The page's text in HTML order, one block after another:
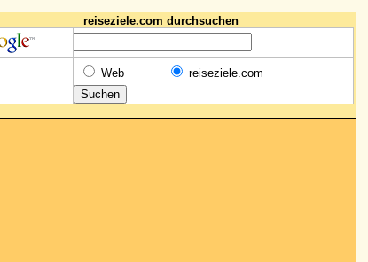
reiseziele.com durchsuchen
Web reiseziele.com